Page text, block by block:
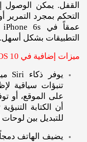
القفل. يمكن الوصول
التطبيقات بشكل أسهل.
ميزات إضافية في iOS 10
تنبؤات سياقية
على الموقع، أو
أن الكتابة
للتبديل بين لوحات